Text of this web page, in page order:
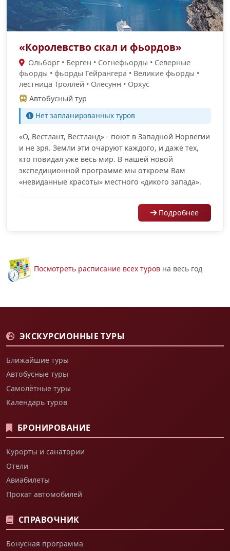
«Королевство скал и фьордов»
Ольборг • Берген • Согнефьорды • Cеверные
фьорды • фьорды Гейрангера • Великие фьорды •
лестница Троллей • Олесунн • Орхус
Автобусный тур
Нет запланированных туров
«О, Вестлант, Вестланд» - поют в Западной Норвегии
и не зря. Земли эти очаруют каждого, и даже тех,
кто повидал уже весь мир. В нашей новой
экспедиционной программе мы откроем Вам
«невиданные красоты» местного «дикого запада».
Подробнее
Посмотреть расписание всех туров на весь год
ЭКСКУРСИОННЫЕ ТУРЫ
Ближайшие туры
Автобусные туры
Самолётные туры
Календарь туров
БРОНИРОВАНИЕ
Курорты и санатории
Отели
Авиабилеты
Прокат автомобилей
СПРАВОЧНИК
Бонусная программа